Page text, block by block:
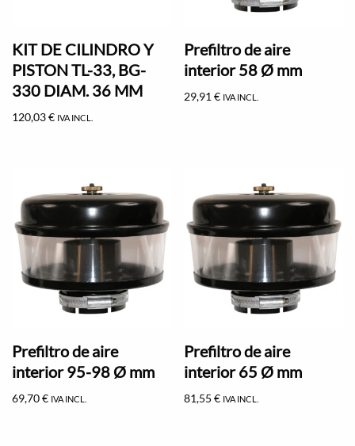
KIT DE CILINDRO Y
PISTON TL-33, BG-
330 DIAM. 36 MM
120,03€ IVA INCL.
Prefiltro de aire
interior 58 Ø mm
29,91€ IVA INCL.
Prefiltro de aire
interior 95-98 Ø mm
69,70€ IVA INCL.
Prefiltro de aire
interior 65 Ø mm
81,55€ IVA INCL.